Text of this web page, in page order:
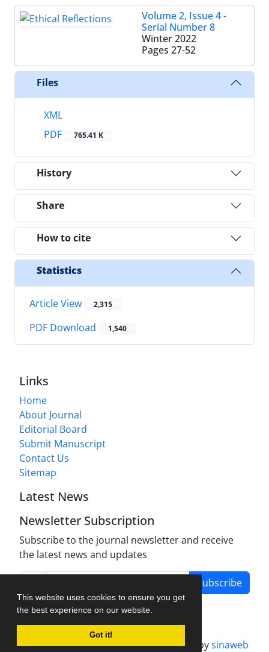
This website uses cookies to ensure you get
the best experience on our website.
Got it!
Volume 2, Issue 4 -
Serial Number 8
Winter 2022
Pages 27-52
Files
XML
PDF
765.41 K
History
Share
How to cite
Statistics
Article View 2,315
PDF Download 1,540
Links
Home
About Journal
Editorial Board
Submit Manuscript
Contact Us
Sitemap
Latest News
Newsletter Subscription
Subscribe to the journal newsletter and receive
the latest news and updates
Subscribe
Journal management system.designed bysinaweb